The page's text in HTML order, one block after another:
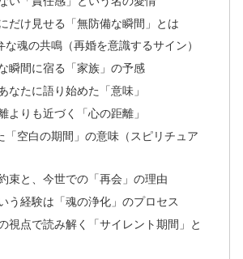
だけ見せる「無防備な瞬間」とは
魂の共鳴（再婚を意識するサイン）
瞬間に宿る「家族」の予感
なたに語り始めた「意味」
よりも近づく「心の距離」
「空白の期間」の意味（スピリチュア
束と、今世での「再会」の理由
う経験は「魂の浄化」のプロセス
視点で読み解く「サイレント期間」と